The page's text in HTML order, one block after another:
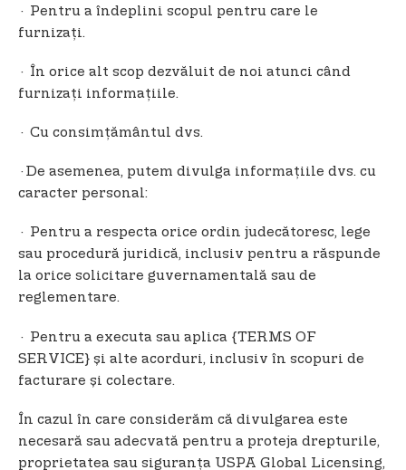
· Pentru a îndeplini scopul pentru care le
furnizaţi.
· În orice alt scop dezvăluit de noi atunci când
furnizaţi informaţiile.
· Cu consimţământul dvs.
·De asemenea, putem divulga informaţiile dvs. cu
caracter personal:
· Pentru a respecta orice ordin judecătoresc, lege
sau procedură juridică, inclusiv pentru a răspunde
la orice solicitare guvernamentală sau de
reglementare.
· Pentru a executa sau aplica {TERMS OF
SERVICE} și alte acorduri, inclusiv în scopuri de
facturare și colectare.
În cazul în care considerăm că divulgarea este
necesară sau adecvată pentru a proteja drepturile,
proprietatea sau siguranța USPA Global Licensing,